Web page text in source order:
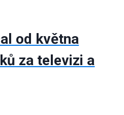
od května
za televizi a